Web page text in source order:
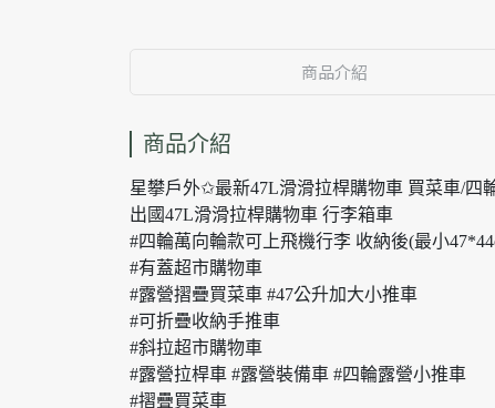
商品介紹
商品介紹
星攀戶外✩最新47L滑滑拉桿購物車 買菜車/四
出國47L滑滑拉桿購物車 行李箱車
#四輪萬向輪款可上飛機行李 收納後(最小
#有蓋超市購物車
#露營摺疊買菜車 #47公升加大小推車
#可折疊收納手推車
#斜拉超市購物車
#露營拉桿車 #露營裝備車 #四輪露營小推車
#摺疊買菜車